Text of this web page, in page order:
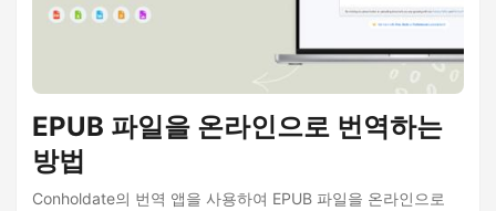
EPUB 파일을 온라인으로 번역하는
방법
Conholdate의 번역 앱을 사용하여 EPUB 파일을 온라인으로